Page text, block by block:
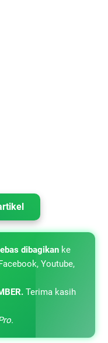
dibagikan ke
Youtube,
Terima kasih